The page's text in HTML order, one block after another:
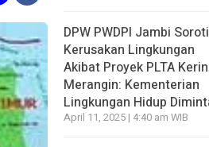
DPW PWDPI Jambi Soroti
Kerusakan Lingkungan
Akibat Proyek PLTA
Merangin: Kementerian
Lingkungan Hidup
April 11, 2025 | 4:40 am WIB